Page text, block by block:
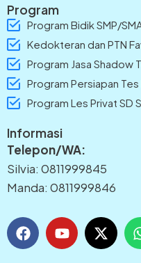
Program
Program Bidik SMP/
Kedokteran dan PTN
Program Jasa Shadow
Program Persiapan
Program Les Privat SD
Informasi
Telepon/WA:
Silvia: 0811999845
Manda: 0811999846
F
a
c
Y
o
u
X
-
t